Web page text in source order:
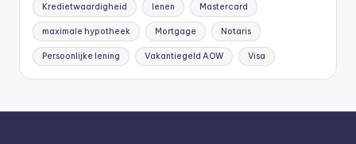
Kredietwaardigheid lenen Mastercard
maximale hypotheek Mortgage Notaris
Persoonlijke lening Vakantiegeld AOW Visa